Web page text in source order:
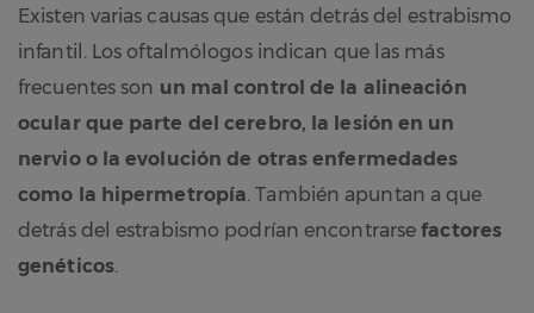
Existen varias causas que están detrás del estrabismo
infantil. Los oftalmólogos indican que las más
frecuentes son un mal control de la alineación
ocular que parte del cerebro, la lesión en un
nervio o la evolución de otras enfermedades
como la hipermetropía. También apuntan a que
detrás del estrabismo podrían encontrarsefactores
genéticos.